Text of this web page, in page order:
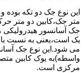
این نوع جک دو تکه
متر جک،کابین دو متر
جک آسانسور هیدرولیکی
یک است،یعنی به نسبت
می شود.این نوع جک
واسطه)به یوک کابین
مرکزی است.